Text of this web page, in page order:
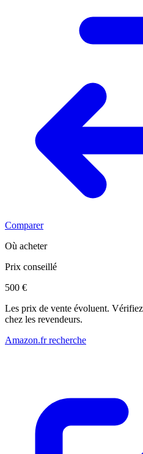
Comparer
Où acheter
Prix conseillé
500 €
Les prix de vente évoluent.
chez les revendeurs.
Amazon.fr recherche